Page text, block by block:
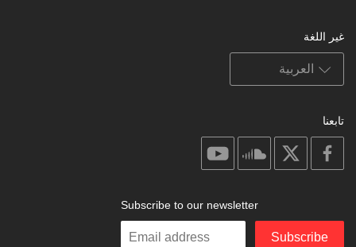
غير اللغة
تابعنا
facebook
soundcloud
Subscribe to our newsletter
Enter
Subscribe